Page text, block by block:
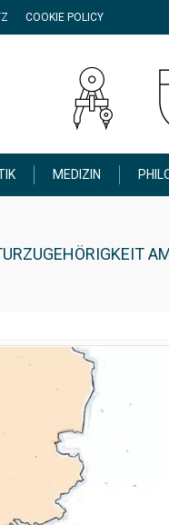
COOKIE POLICY
MEDIZIN